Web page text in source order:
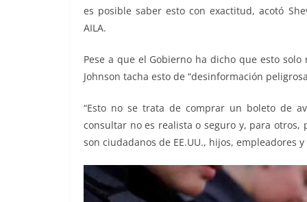
es posible saber esto con exactitud, acotó
AILA.
Pese a que el Gobierno ha dicho que esto
Johnson tacha esto de “desinformación
“Esto no se trata de comprar un boleto de
consultar no es realista o seguro y, para otros,
son ciudadanos de EE.UU., hijos, empleadores